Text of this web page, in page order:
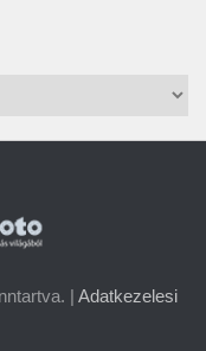
| Adatkezelesi